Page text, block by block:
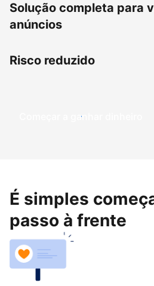
Solução completa para
anúncios
Risco reduzido
Começar a ganhar dinheiro
É simples
passo à frente